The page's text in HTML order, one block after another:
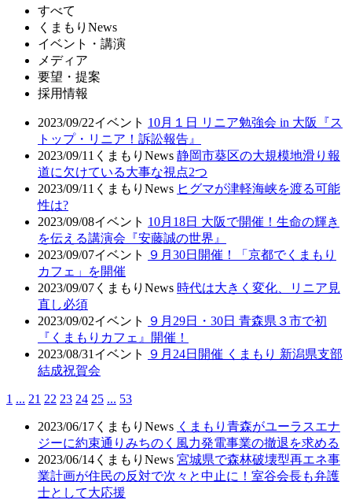
すべて
くまもりNews
イベント・講演
メディア
要望・提案
採用情報
2023/09/22イベント 10月１日 リニア勉強会 in 大阪『ス
トップ・リニア！訴訟報告』
2023/09/11 くまもりNews 静岡市葵区の大規模地滑り報
道に欠けている大事な視点2つ
2023/09/11 くまもりNews ヒグマが津軽海峡を渡る可能
性は?
2023/09/08イベント 10月18日 大阪で開催！生命の輝き
を伝える講演会『安藤誠の世界』
2023/09/07イベント
９月30日開催！「京都でくまもり
カフェ」を開催
2023/09/07 くまもりNews 時代は大きく変化、リニア見
直し必須
2023/09/02イベント
９月29日・30日 青森県３市で初
『くまもりカフェ』開催！
2023/08/31 イベント
９月24日開催 くまもり 新潟県支部
結成祝賀会
1 ... 21 22 23 24 25 ... 53
2023/06/17 くまもりNews くまもり青森がユーラスエナ
ジーに約束通りみちのく風力発電事業の撤退を求める
2023/06/14 くまもりNews 宮城県で森林破壊型再エネ事
業計画が住民の反対で次々と中止に！室谷会長も弁護
士として大応援